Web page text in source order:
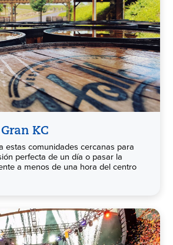
KC
estas comunidades cercanas para
perfecta de un día o pasar la
a menos de una hora del centro